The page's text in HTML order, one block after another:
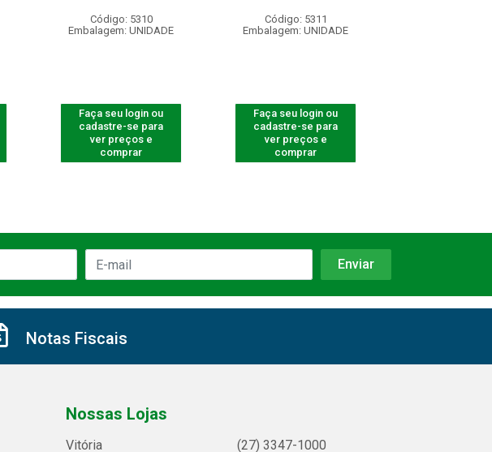
Código: 5310
Embalagem: UNIDADE
Faça seu login ou
cadastre-se para
ver preços e
comprar
Código: 5311
Embalagem: UNIDADE
Faça seu login ou
cadastre-se para
ver preços e
comprar
Notas Fiscais
Nossas Lojas
Vitória
(27) 3347-1000